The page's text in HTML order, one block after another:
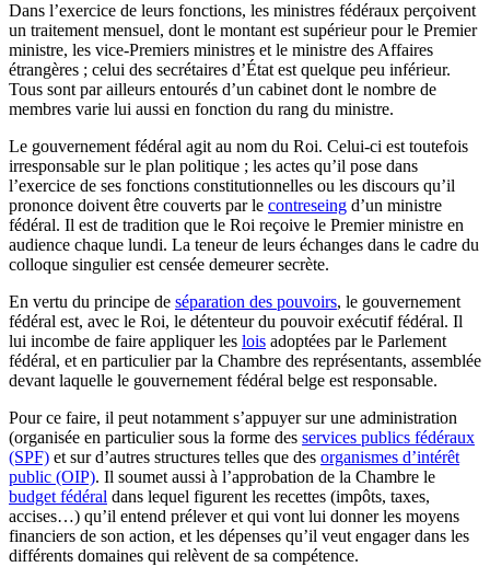
Dans l’exercice de leurs fonctions, les ministres fédéraux perçoivent
un traitement mensuel, dont le montant est supérieur pour le Premier
ministre, les vice-Premiers ministres et le ministre des Affaires
étrangères ; celui des secrétaires d’État est quelque peu inférieur.
Tous sont par ailleurs entourés d’un cabinet dont le nombre de
membres varie lui aussi en fonction du rang du ministre.
Le gouvernement fédéral agit au nom du Roi. Celui-ci est toutefois
irresponsable sur le plan politique ; les actes qu’il pose dans
l’exercice de ses fonctions constitutionnelles ou les discours qu’il
prononce doivent être couverts par le contreseing d’un ministre
fédéral. Il est de tradition que le Roi reçoive le Premier ministre en
audience chaque lundi. La teneur de leurs échanges dans le cadre du
colloque singulier est censée demeurer secrète.
En vertu du principe de séparation des pouvoirs, le gouvernement
fédéral est, avec le Roi, le détenteur du pouvoir exécutif fédéral. Il
lui incombe de faire appliquer les lois adoptées par le Parlement
fédéral, et en particulier par la Chambre des représentants, assemblée
devant laquelle le gouvernement fédéral belge est responsable.
Pour ce faire, il peut notamment s’appuyer sur une administration
(organisée en particulier sous la forme des services publics fédéraux
(SPF) et sur d’autres structures telles que des organismes d’intérêt
public (OIP). Il soumet aussi à l’approbation de la Chambre le
budget fédéral dans lequel figurent les recettes (impôts, taxes,
accises…) qu’il entend prélever et qui vont lui donner les moyens
financiers de son action, et les dépenses qu’il veut engager dans les
différents domaines qui relèvent de sa compétence.